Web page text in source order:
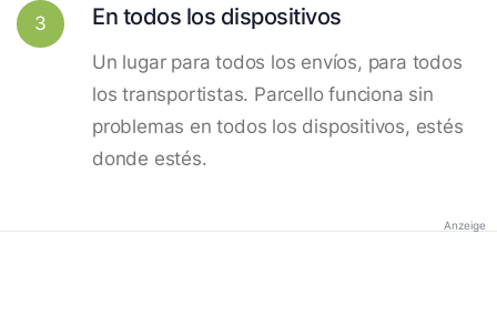
3 En todos los dispositivos
Un lugar para todos los envíos, para todos
los transportistas. Parcello funciona sin
problemas en todos los dispositivos, estés
donde estés.
Anzeige